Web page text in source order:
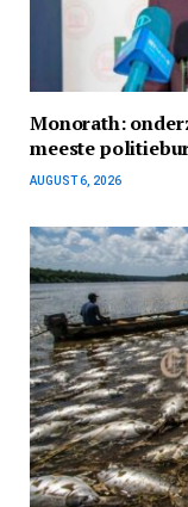
Monorath:
meeste
AUGUST 6, 2026